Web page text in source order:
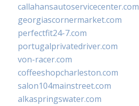
callahansautoservicecenter.com
georgiascornermarket.com
perfectfit24-7.com
portugalprivatedriver.com
von-racer.com
coffeeshopcharleston.com
salon104mainstreet.com
alkaspringswater.com